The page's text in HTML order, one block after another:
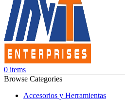
0 items
Browse Categories
Accesorios y Herramientas